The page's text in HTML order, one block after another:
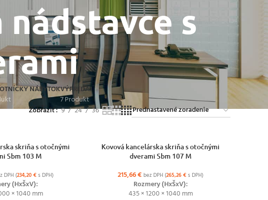
s
NÁBYTOKVÝPREDAJ
7 Produkt
Zobraziť 9 24 36
skriňa s otočnými
Sbm 103 M
DPH (234,20€s DPH)
(HxŠxV):
× 1040 mm
VÝBER MOŽNOSTÍ
Kovová kancelárska skriňa s otočnými
dverami Sbm 107 M
215,66€ bez DPH (265,26€s DPH)
Rozmery (HxŠxV):
435 × 1200 × 1040 mm